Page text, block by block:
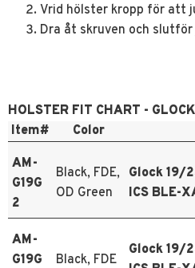
Vrid hölster kropp för att
Dra åt skruven och
HOLSTER FIT CHART - GLOCK
Item#
Color
AM-
G19G
2
Black, FDE,
OD Green
Glock 19/
ICS BLE-
AM-
G19G
Black, FDE
Glock 19/